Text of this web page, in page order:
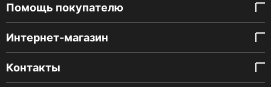
Помощь покупателю
Интернет-магазин
Контакты